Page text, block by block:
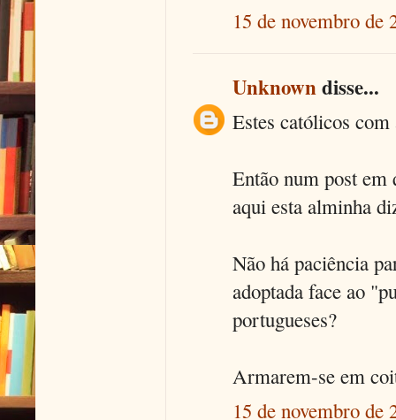
15 de novembro de
Unknowndisse...
Estes católicos
Então num post em
aqui esta alminha
Não há paciência
adoptada face ao
portugueses?
Armarem-se em
15 de novembro de